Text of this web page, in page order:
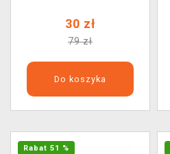
30 zł
79 zł
Do koszyka
Rabat 51 %